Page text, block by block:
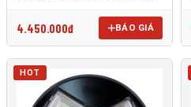
4.450.000đ BÁO GIÁ
HOT